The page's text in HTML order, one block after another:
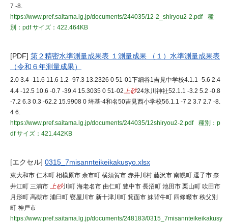
7 -8.
https://www.pref.saitama.lg.jp/documents/244035/12-2_shiryou2-2.pdf
種
別：pdfサイズ：422.464KB
[PDF] 第２精密水準測量成果表 １測量成果 （１）水準測量成果表
（令和６年測量成果）
2.0 3.4 -11.6 11.6 1.2 -97.3 13.2326 0 51-01下細谷1吉見中学校4.1.1 -5.6 2.4
4.4 -12.5 10.6 -0.7 -39.4 15.3035 0 51-02上砂24氷川神社52.1.1 -3.2 5.2 -0.8
-7.2 6.3 0.3 -62.2 15.9908 0 埼基-4和名50吉見西小学校56.1.1 -7.2 3.7 2.7 -8.
4 6.
https://www.pref.saitama.lg.jp/documents/244035/12shiryou2-2.pdf
種別：p
dfサイズ：421.442KB
[エクセル] 0315_7misannteikeikakusyo.xlsx
東大和市 仁木町 相模原市 余市町 横須賀市 赤井川村 藤沢市 南幌町 逗子市 奈
井江町 三浦市 上砂川町 海老名市 由仁町 豊中市 長沼町 池田市 栗山町 吹田市
月形町 高槻市 浦臼町 寝屋川市 新十津川町 箕面市 妹背牛町 四條畷市 秩父別
町 神戸市
https://www.pref.saitama.lg.jp/documents/248183/0315_7misannteikeikakusy